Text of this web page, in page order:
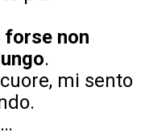
forse non
.
mi sento
…